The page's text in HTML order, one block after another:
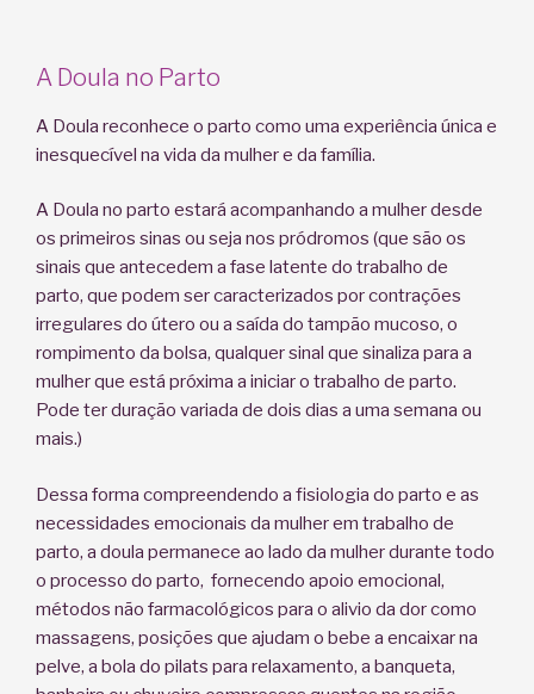
A Doula no Parto
A Doula reconhece o parto como uma experiência única e
inesquecível na vida da mulher e da família.
A Doula no parto estará acompanhando a mulher desde
os primeiros sinas ou seja nos pródromos (que são os
sinais que antecedem a fase latente do trabalho de
parto, que podem ser caracterizados por contrações
irregulares do útero ou a saída do tampão mucoso, o
rompimento da bolsa, qualquer sinal que sinaliza para a
mulher que está próxima a iniciar o trabalho de parto.
Pode ter duração variada de dois dias a uma semana ou
mais.)
Dessa forma compreendendo a fisiologia do parto e as
necessidades emocionais da mulher em trabalho de
parto, a doula permanece ao lado da mulher durante todo
o processo do parto, fornecendo apoio emocional,
métodos não farmacológicos para o alivio da dor como
massagens, posições que ajudam o bebe a encaixar na
pelve, a bola do pilats para relaxamento, a banqueta,